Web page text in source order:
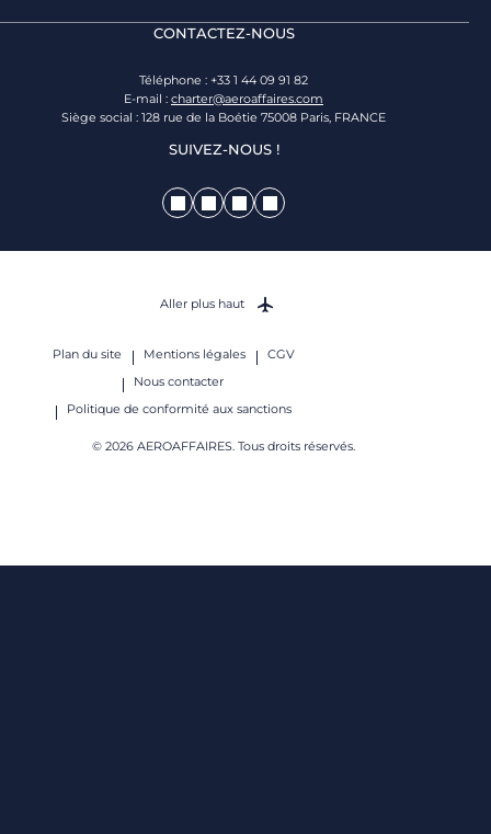
CONTACTEZ-NOUS
Téléphone : +33 1 44 09 91 82
E-mail : charter@aeroaffaires.com
Siège social : 128 rue de la Boétie 75008 Paris, FRANCE
SUIVEZ-NOUS !
Plan du site Mentions légales
CGV
Nous contacter
Politique de conformité aux sanctions
© 2026 AEROAFFAIRES. Tous droits réservés.
Aller plus haut